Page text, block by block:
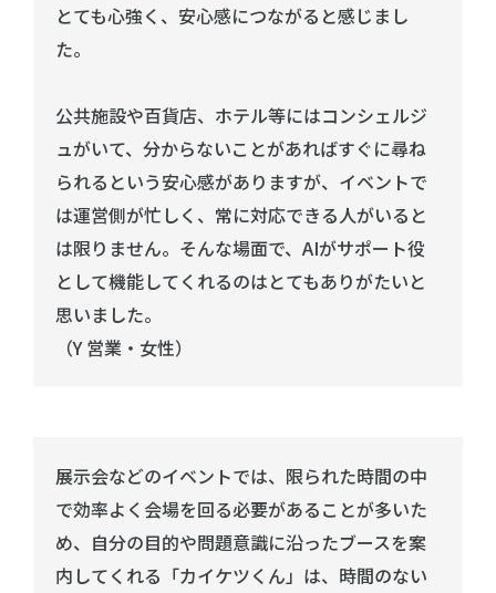
とても心強く、安心感につながると感じまし
た。
公共施設や百貨店、ホテル等にはコンシェルジ
ュがいて、分からないことがあればすぐに尋ね
られるという安心感がありますが、イベントで
は運営側が忙しく、常に対応できる人がいると
は限りません。そんな場面で、AIがサポート役
として機能してくれるのはとてもありがたいと
思いました。
（Y 営業・女性）
展示会などのイベントでは、限られた時間の中
で効率よく会場を回る必要があることが多いた
め、自分の目的や問題意識に沿ったブースを案
内してくれる「カイケツくん」は、時間のない